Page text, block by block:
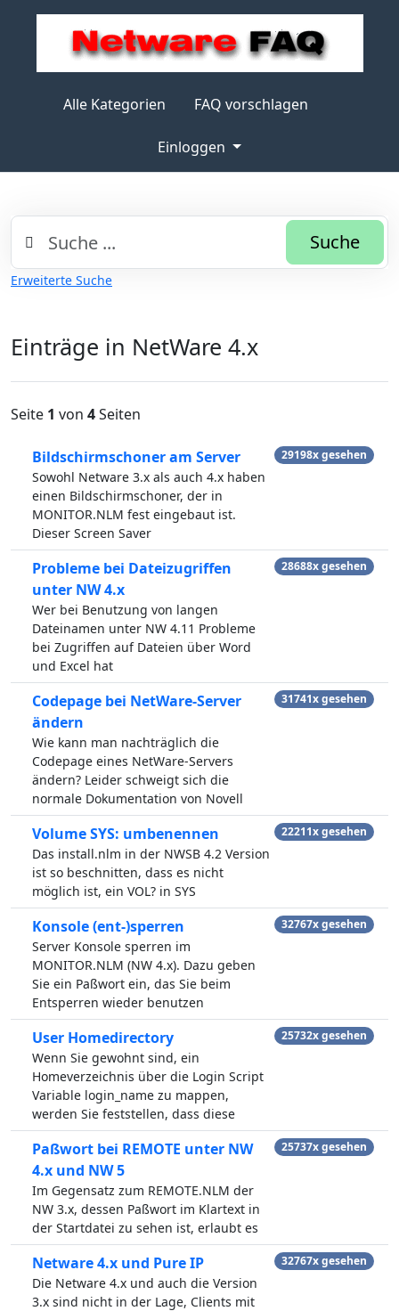
Alle Kategorien FAQ vorschlagen
Einloggen
Suche
Erweiterte Suche
Einträge in NetWare 4.x
Seite 1 von 4Seiten
Bildschirmschoner am Server
Sowohl Netware 3.x als auch 4.x haben
einen Bildschirmschoner, der in
MONITOR.NLM fest eingebaut ist.
Dieser Screen Saver
29198x gesehen
Probleme bei Dateizugriffen
unter NW 4.x
Wer bei Benutzung von langen
Dateinamen unter NW 4.11 Probleme
bei Zugriffen auf Dateien über Word
und Excel hat
28688x gesehen
Codepage bei NetWare-Server
ändern
Wie kann man nachträglich die
Codepage eines NetWare-Servers
ändern? Leider schweigt sich die
normale Dokumentation von Novell
31741x gesehen
Volume SYS: umbenennen
Das install.nlm in der NWSB 4.2 Version
ist so beschnitten, dass es nicht
möglich ist, ein VOL? in SYS
22211x gesehen
Konsole (ent-)sperren
Server Konsole sperren im
MONITOR.NLM (NW 4.x). Dazu geben
Sie ein Paßwort ein, das Sie beim
Entsperren wieder benutzen
32767x gesehen
User Homedirectory
Wenn Sie gewohnt sind, ein
Homeverzeichnis über die Login Script
Variable login_name zu mappen,
werden Sie feststellen, dass diese
25732x gesehen
Paßwort bei REMOTE unter NW
4.x und NW 5
Im Gegensatz zum REMOTE.NLM der
NW 3.x, dessen Paßwort im Klartext in
der Startdatei zu sehen ist, erlaubt es
25737x gesehen
Netware 4.x und Pure IP
Die Netware 4.x und auch die Version
3.x sind nicht in der Lage, Clients mit
32767x gesehen